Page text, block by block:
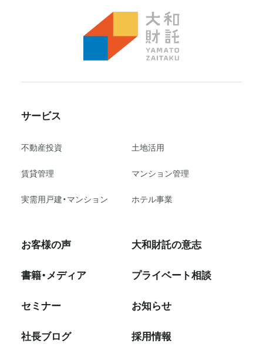
サービス
不動産投資
⼟地活⽤
賃貸管理
マンション管理
実需用戸建・マンション
ホテル事業
お客様の声
書籍・メディア
セミナー
社⻑ブログ
大和財託の意志
プライベート相談
お知らせ
採⽤情報